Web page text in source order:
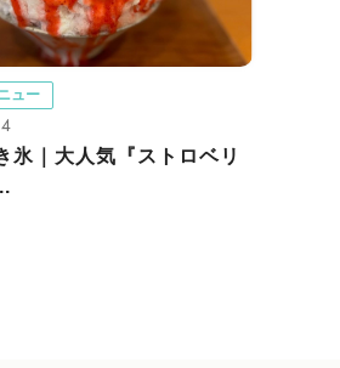
ュー
｜大人気『ストロベリ